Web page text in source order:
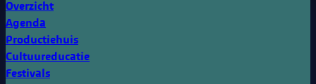
Overzicht
Agenda
Productiehuis
Cultuureducatie
Festivals